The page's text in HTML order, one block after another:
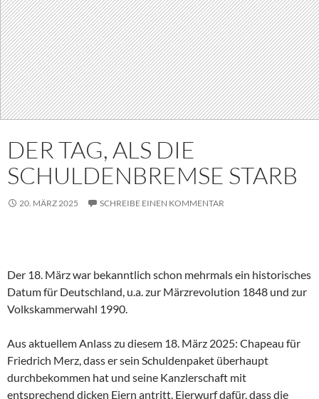
DER TAG, ALS DIE
SCHULDENBREMSE STARB
20. MÄRZ 2025 SCHREIBE EINEN KOMMENTAR
Der 18. März war bekanntlich schon mehrmals ein historisches
Datum für Deutschland, u.a. zur Märzrevolution 1848 und zur
Volkskammerwahl 1990.
Aus aktuellem Anlass zu diesem 18. März 2025: Chapeau für
Friedrich Merz, dass er sein Schuldenpaket überhaupt
durchbekommen hat und seine Kanzlerschaft mit
entsprechend dicken Eiern antritt. Eierwurf dafür, dass die